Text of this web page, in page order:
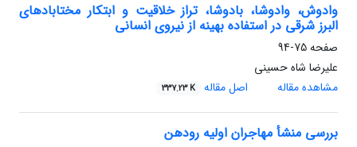
وادوش، وادوشا، بادوشا، تراز خلاقیت و ابتکار مختابادهای
البرز شرقی در استفاده بهینه از نیروی انسانی
صفحه75-94
علیرضا شاه حسینی
مشاهده مقاله
اصل مقاله 337.23 K
بررسی منشأ مهاجران اولیه رودهن